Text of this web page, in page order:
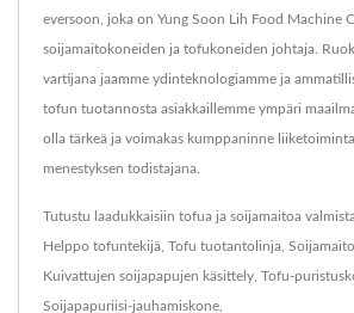
eversoon, joka on Yung Soon Lih Food Machine
soijamaitokoneiden ja tofukoneiden johtaja.
vartijana jaamme ydinteknologiamme ja
tofun tuotannosta asiakkaillemme ympäri
olla tärkeä ja voimakas kumppaninne
menestyksen todistajana.
Tutustu laadukkaisiin tofua ja soijamaitoa
Helppo tofuntekijä Tofu tuotantolinja
Kuivattujen soijapapujen käsittely Tofu-
Soijapapuriisi-jauhamiskone